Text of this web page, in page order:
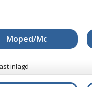
Moped/Mc
inlagd